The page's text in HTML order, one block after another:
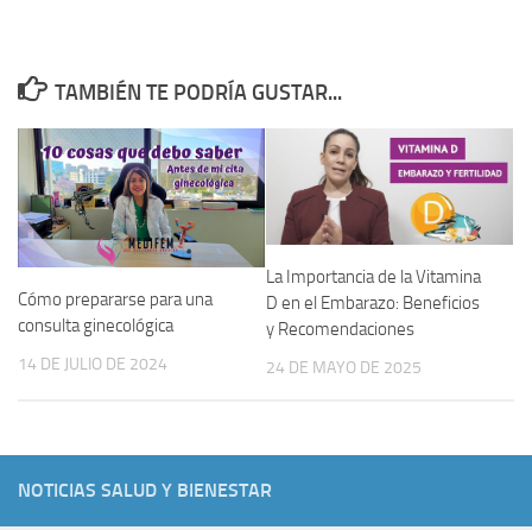
TAMBIÉN TE PODRÍA GUSTAR...
Cómo prepararse para una
consulta ginecológica
14 DE JULIO DE 2024
La Importancia de la Vitamina
D en el Embarazo: Beneficios
y Recomendaciones
24 DE MAYO DE 2025
NOTICIAS SALUD Y BIENESTAR